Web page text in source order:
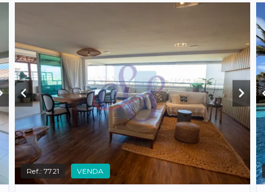
Ref.:7721 VENDA